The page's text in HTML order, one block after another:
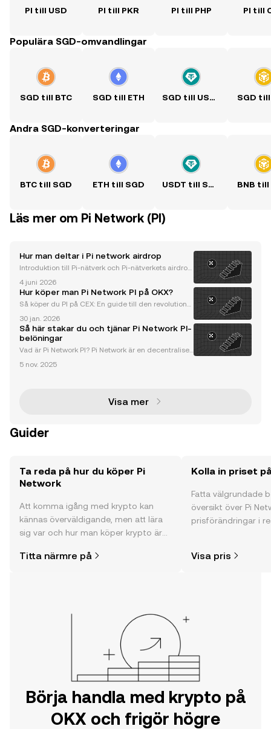
PI till USD PI till PKR PI till PHP PI till
Populära SGD-omvandlingar
SGD till BTC SGD till ETH SGD till USDT SGD till
Andra SGD-konverteringar
BTC till SGD ETH till SGD USDT till SGD BNB till
Läs mer om Pi Network (PI)
Hur man deltar i Pi network airdrop
Introduktion till Pi-nätverk och Pi-nätverkets airdrop
har Pi-nätverk dykt upp som en revolutionerande pl
attform som demokratiserar tillgången till
4 juni 2026
Hur köper man Pi Network PI på OKX?
Så köper du PI på CEX: En guide till den revolutioner
tvecklats till en banbrytande plattform inom kryptov
alutabranschen och erbjuder en unik mobil mi
30 jan. 2026
Så här stakar du och tjänar Pi Network PI-
belöningar
Vad är Pi Network PI? Pi Network är en decentraliser
ing av digitala tillgångar. Till skillnad från traditionel
5 nov. 2025
Visa mer
Guider
Ta reda på hur du köper Pi
Network
Att komma igång med krypto kan
kännas överväldigande, men att lära
sig var och hur man köper krypto är
din resa på OKX mobilapp eller direkt
Titta närmre på
Kolla in priset
Fatta välgrundade
översikt över Pi
prisförändringar i
Visa pris
Börja handla med krypto på
OKX och frigör högre